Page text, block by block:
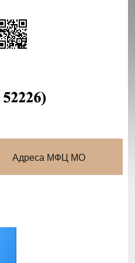
Адреса МФЦ МО